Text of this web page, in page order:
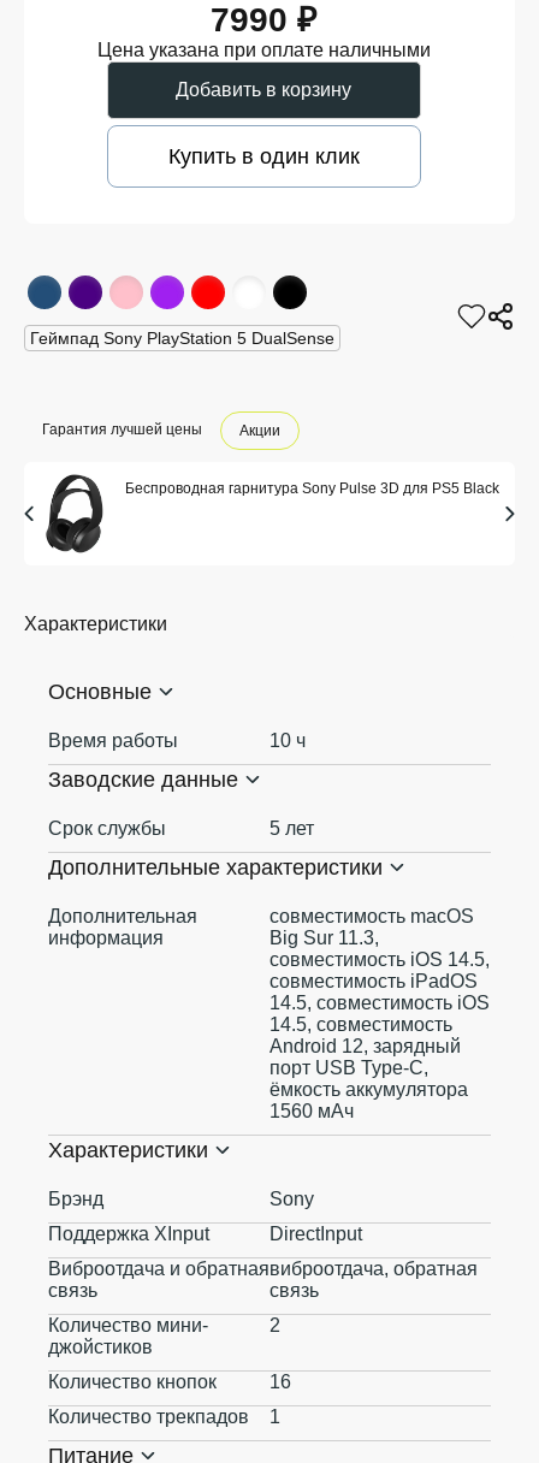
7990 ₽
Цена указана при оплате наличными
Добавить в корзину
Купить в один клик
Геймпад Sony PlayStation 5 DualSense
Гарантия лучшей цены Акции
Беспроводная гарнитура Sony Pulse 3D для PS5 Black
Характеристики
Основные
Время работы 10 ч
Заводские данные
Срок службы 5 лет
Дополнительные характеристики
Дополнительная
информация
совместимость macOS
Big Sur 11.3,
совместимость iOS 14.5,
совместимость iPadOS
14.5, совместимость iOS
14.5, совместимость
Android 12, зарядный
порт USB Type-C,
ёмкость аккумулятора
1560 мАч
Характеристики
Брэнд
Sony
Поддержка XInput
DirectInput
Виброотдача и обратная
связь
виброотдача, обратная
связь
Количество мини-
джойстиков
2
Количество кнопок
16
Количество трекпадов
1
Питание